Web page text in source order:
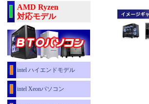
AMD Ryzen
対応モデル
intel ハイエンドモデル
intel Xeonパソコン